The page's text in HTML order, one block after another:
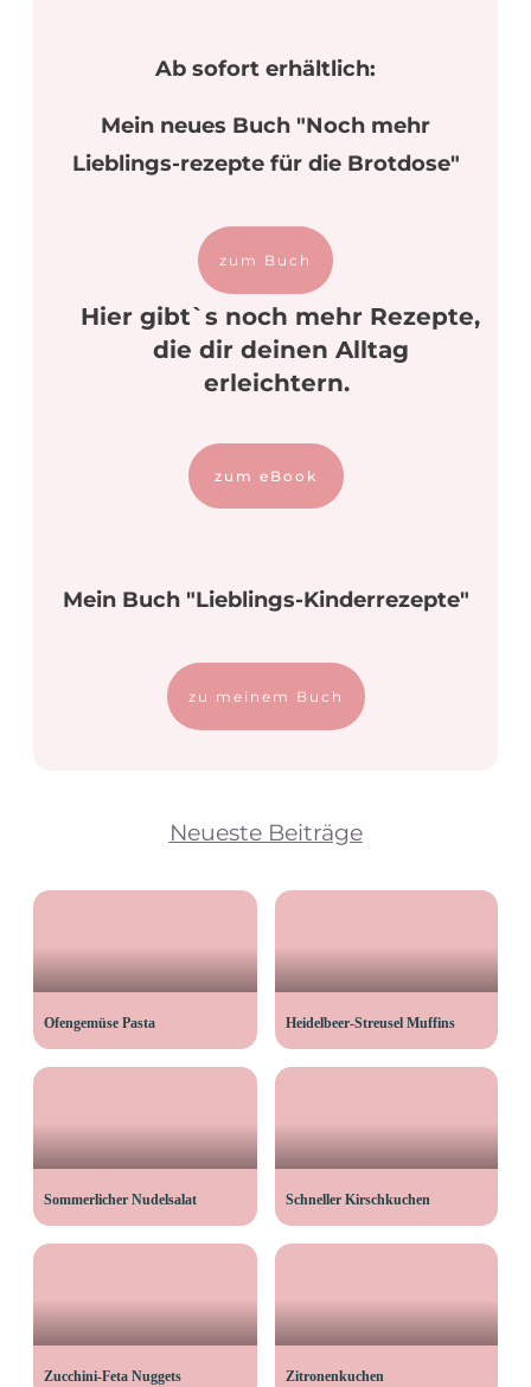
Ab sofort erhältlich:
Mein neues Buch "Noch mehr
Lieblings-rezepte für die Brotdose"
zum Buch
Hier gibt`s noch mehr Rezepte,
die dir deinen Alltag
erleichtern.
zum eBook
Mein Buch "Lieblings-Kinderrezepte"
zu meinem Buch
Neueste Beiträge
Ofengemüse Pasta Heidelbeer-Streusel Muffins
Sommerlicher Nudelsalat Schneller Kirschkuchen
Zucchini-Feta Nuggets Zitronenkuchen